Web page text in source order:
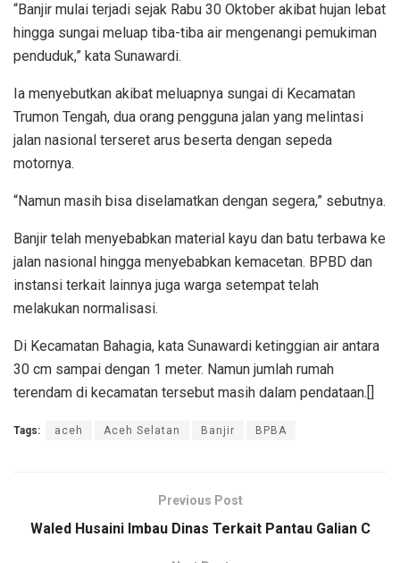
“Banjir mulai terjadi sejak Rabu 30 Oktober akibat hujan lebat
hingga sungai meluap tiba-tiba air mengenangi pemukiman
penduduk,” kata Sunawardi.
Ia menyebutkan akibat meluapnya sungai di Kecamatan
Trumon Tengah, dua orang pengguna jalan yang melintasi
jalan nasional terseret arus beserta dengan sepeda
motornya.
“Namun masih bisa diselamatkan dengan segera,” sebutnya.
Banjir telah menyebabkan material kayu dan batu terbawa ke
jalan nasional hingga menyebabkan kemacetan. BPBD dan
instansi terkait lainnya juga warga setempat telah
melakukan normalisasi.
Di Kecamatan Bahagia, kata Sunawardi ketinggian air antara
30 cm sampai dengan 1 meter. Namun jumlah rumah
terendam di kecamatan tersebut masih dalam pendataan.[]
Tags: aceh Aceh Selatan Banjir BPBA
Previous Post
Waled Husaini Imbau Dinas Terkait Pantau Galian C